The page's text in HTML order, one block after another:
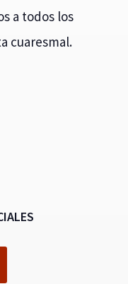
a todos los
cuaresmal.